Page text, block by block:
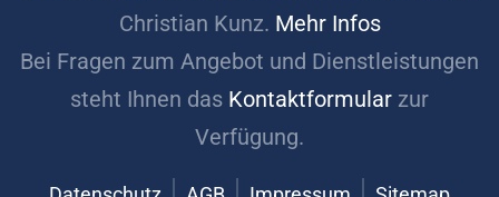
Christian Kunz. Mehr Infos
Bei Fragen zum Angebot und Dienstleistungen
steht Ihnen das Kontaktformular zur
Verfügung.